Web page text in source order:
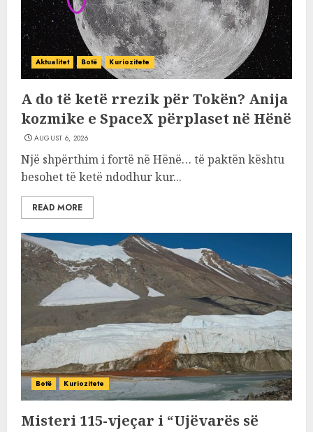
Aktualitet Botë Kuriozitete
A do të ketë rrezik për Tokën? Anija
kozmike e SpaceX përplaset në Hënë
AUGUST 6, 2026
Një shpërthim i fortë në Hënë… të paktën kështu
besohet të ketë ndodhur kur...
READ MORE
Botë Kuriozitete
Misteri 115-vjeçar i “Ujëvarës së